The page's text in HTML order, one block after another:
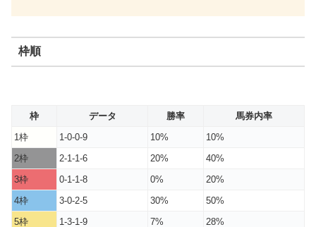
枠順
枠 データ 勝率
馬券内率
1枠
1-0-0-9 10%
10%
2枠
2-1-1-6 20%
40%
3枠
0-1-1-8 0%
20%
4枠
3-0-2-5 30%
50%
5枠
1-3-1-9 7%
28%